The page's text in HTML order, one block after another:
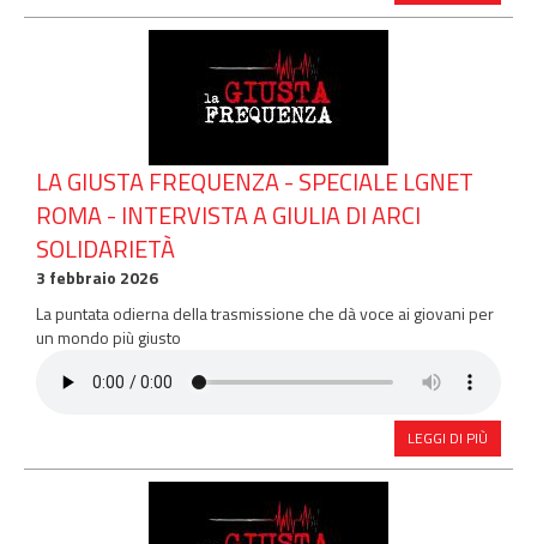
LA GIUSTA FREQUENZA - SPECIALE LGNET
ROMA - INTERVISTA A GIULIA DI ARCI
SOLIDARIETÀ
3 febbraio 2026
La puntata odierna della trasmissione che dà voce ai giovani per
un mondo più giusto
LEGGI DI PIÙ